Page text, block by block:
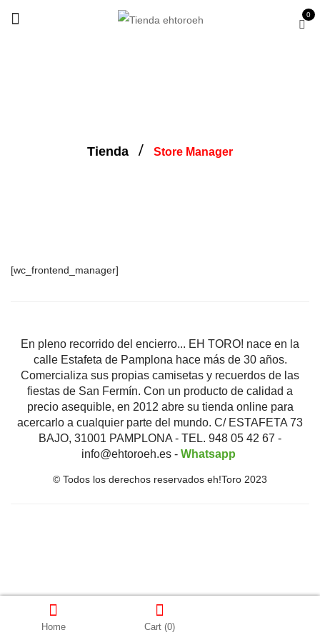
0
Tienda Store Manager
[wc_frontend_manager]
En pleno recorrido del encierro... EH TORO! nace en la
calle Estafeta de Pamplona hace más de 30 años.
Comercializa sus propias camisetas y recuerdos de las
fiestas de San Fermín. Con un producto de calidad a
precio asequible, en 2012 abre su tienda online para
acercarlo a cualquier parte del mundo. C/ ESTAFETA 73
BAJO, 31001 PAMPLONA - TEL. 948 05 42 67 -
info@ehtoroeh.es - Whatsapp
© Todos los derechos reservados eh!Toro 2023
Home Cart(0)